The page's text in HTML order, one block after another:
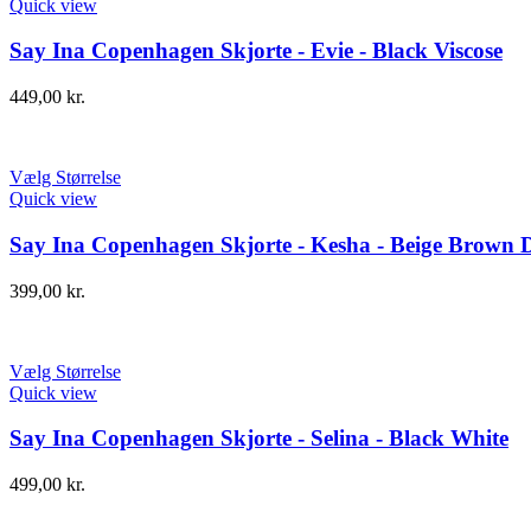
Quick view
Say Ina Copenhagen Skjorte - Evie - Black Viscose
449,00 kr.
Vælg Størrelse
Quick view
Say Ina Copenhagen Skjorte - Kesha - Beige Brown
399,00 kr.
Vælg Størrelse
Quick view
Say Ina Copenhagen Skjorte - Selina - Black White
499,00 kr.